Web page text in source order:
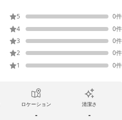
5 0件
4
0件
3
0件
2
0件
1
0件
ロケーション
-
清潔さ
-